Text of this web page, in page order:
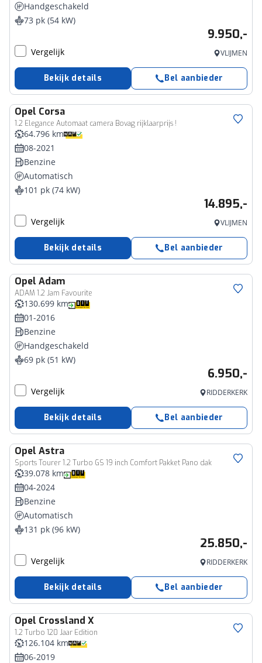
Handgeschakeld
73 pk (54 kW)
9.950,-
Vergelijk VLIJMEN
Bekijk details Bel aanbieder
Opel Corsa
1.2 Elegance Automaat camera Bovag rijklaarprijs !
64.796 km
08-2021
Benzine
Automatisch
101 pk (74 kW)
14.895,-
Vergelijk VLIJMEN
Bekijk details Bel aanbieder
Opel Adam
ADAM 1.2 Jam Favourite
130.699 km
01-2016
Benzine
Handgeschakeld
69 pk (51 kW)
6.950,-
Vergelijk RIDDERKERK
Bekijk details Bel aanbieder
Opel Astra
Sports Tourer 1.2 Turbo GS 19 inch Comfort Pakket Pano dak
39.078 km
04-2024
Benzine
Automatisch
131 pk (96 kW)
25.850,-
Vergelijk RIDDERKERK
Bekijk details Bel aanbieder
Opel Crossland X
1.2 Turbo 120 Jaar Edition
126.104 km
06-2019